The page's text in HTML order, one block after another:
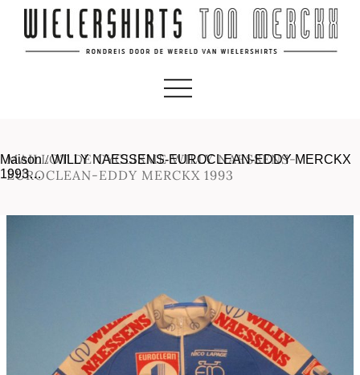
MAILLOT DE CYCLISME WILLY NAESSENS-
EUROCLEAN-EDDY MERCKX 1993
Maison/WILLY NAESSENS-EUROCLEAN-EDDY MERCKX
1993…